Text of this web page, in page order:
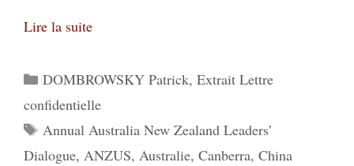
Lire la suite
Catégories
DOMBROWSKY Patrick, Extrait Lettre
confidentielle
Étiquettes
Annual Australia New Zealand Leaders’
Dialogue, ANZUS, Australie, Canberra, China